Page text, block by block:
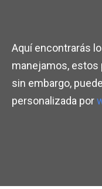
Aquí encontrarás
manejamos, estos
sin embargo,
personalizada por